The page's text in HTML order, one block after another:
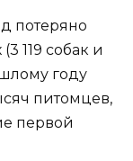
потеряно
119 собак и
году
питомцев,
первой